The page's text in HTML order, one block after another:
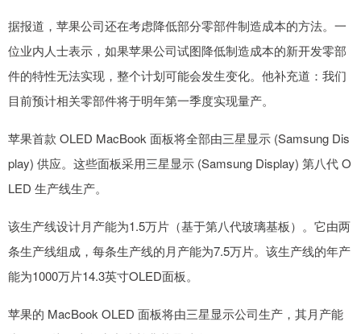
据报道，苹果公司还在考虑降低部分零部件制造成本的方法。一
位业内人士表示，如果苹果公司试图降低制造成本的新开发零部
件的特性无法实现，整个计划可能会发生变化。他补充道：我们
目前预计相关零部件将于明年第一季度实现量产。
苹果首款 OLED MacBook 面板将全部由三星显示 (Samsung Dis
play) 供应。这些面板采用三星显示 (Samsung Display) 第八代 O
LED 生产线生产。
该生产线设计月产能为1.5万片（基于第八代玻璃基板）。它由两
条生产线组成，每条生产线的月产能为7.5万片。该生产线的年产
能为1000万片14.3英寸OLED面板。
苹果的 MacBook OLED 面板将由三星显示公司生产，其月产能